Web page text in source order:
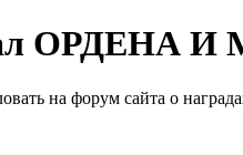
ОРДЕНА
на форум сайта о